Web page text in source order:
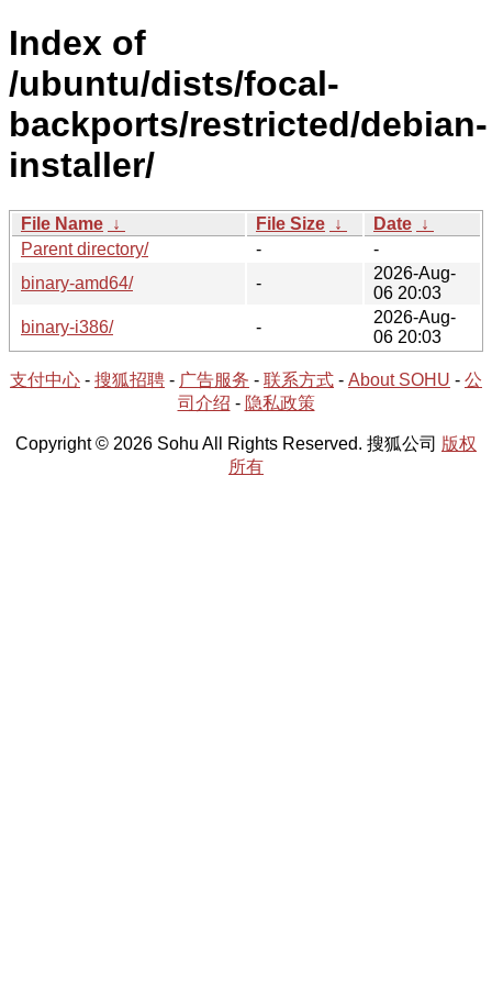
Index of
/ubuntu/dists/focal-
backports/restricted/debian-
installer/
File Name ↓ File Size ↓ Date ↓
Parent directory/
-
-
binary-amd64/
-
2026-Aug-
06 20:03
binary-i386/
-
2026-Aug-
06 20:03
支付中心 - 搜狐招聘 - 广告服务 - 联系方式 - About SOHU - 公
司介绍 - 隐私政策
Copyright © 2026 Sohu All Rights Reserved. 搜狐公司 版权
所有